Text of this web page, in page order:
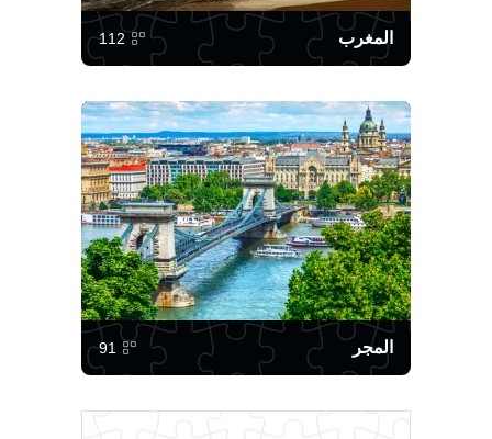
المغرب 112
المجر 91